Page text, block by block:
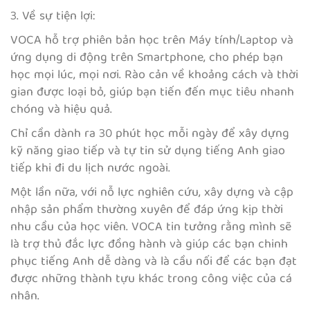
3. Về sự tiện lợi:
VOCA hỗ trợ phiên bản học trên Máy tính/Laptop và
ứng dụng di động trên Smartphone, cho phép bạn
học mọi lúc, mọi nơi. Rào cản về khoảng cách và thời
gian được loại bỏ, giúp bạn tiến đến mục tiêu nhanh
chóng và hiệu quả.
Chỉ cần dành ra 30 phút học mỗi ngày để xây dựng
kỹ năng giao tiếp và tự tin sử dụng tiếng Anh giao
tiếp khi đi du lịch nước ngoài.
Một lần nữa, với nỗ lực nghiên cứu, xây dựng và cập
nhập sản phẩm thường xuyên để đáp ứng kịp thời
nhu cầu của học viên. VOCA tin tưởng rằng mình sẽ
là trợ thủ đắc lực đồng hành và giúp các bạn chinh
phục tiếng Anh dễ dàng và là cầu nối để các bạn đạt
được những thành tựu khác trong công việc của cá
nhân.